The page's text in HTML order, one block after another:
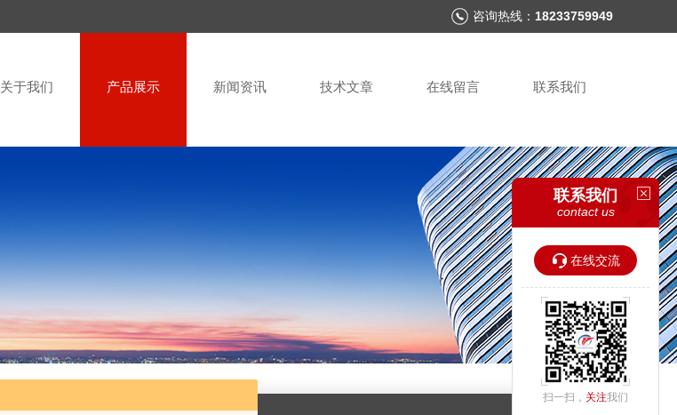
咨询热线： 18233759949
关于我们 产品展示 新闻资讯 技术文章 在线留言 联系我们
联系我们
contact us
在线交流
扫一扫， 关注我们